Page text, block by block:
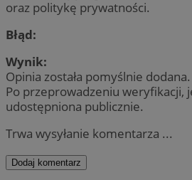
oraz politykę prywatności.
Błąd:
Wynik:
Opinia została pomyślnie dodana.
Po przeprowadzeniu weryfikacji,
udostępniona publicznie.
Trwa wysyłanie komentarza ...
Dodaj komentarz